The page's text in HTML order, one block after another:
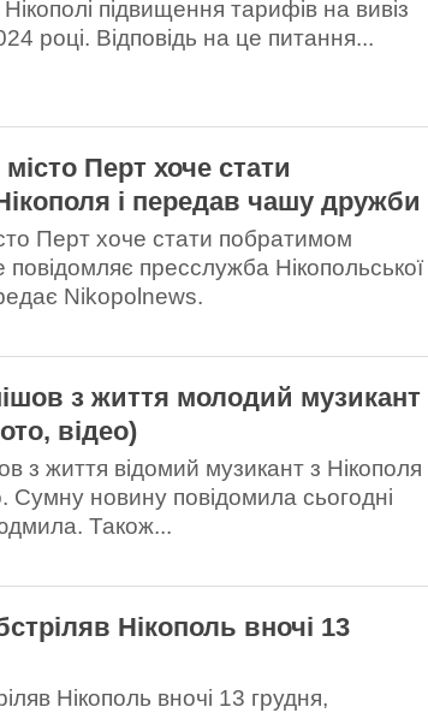
підвищення тарифів на вивіз
році. Відповідь на це питання...
Перт хоче стати
і передав чашу дружби
Перт хоче стати побратимом
пресслужба Нікопольської
Nikopolnews.
з життя молодий музикант
відео)
з життя відомий музикант з Нікополя
Сумну новину повідомила сьогодні
Також...
Нікополь вночі 13
Нікополь вночі 13 грудня,